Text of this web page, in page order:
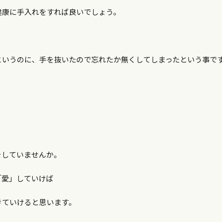
に手入れをすれば良いでしょう。
うのに、手を抜いたので忘れたか無くしてしまったという事で
ていませんか。
」していけば
いけると思います。